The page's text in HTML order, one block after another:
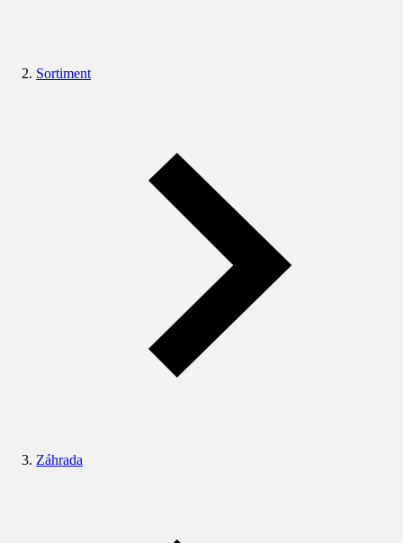
Sortiment
Záhrada